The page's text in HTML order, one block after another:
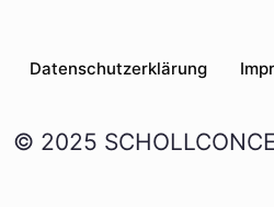
Daten­schutz­er­klä­rung
© 2025